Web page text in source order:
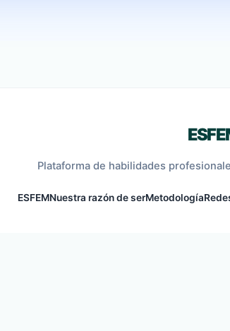
Plataforma de habilidades
ESFEMNuestra razón de serMetodología